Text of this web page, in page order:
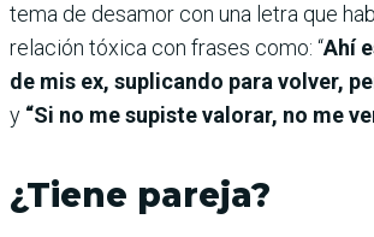
tema de desamor con una letra que
relación tóxica con frases como: “Ahí
de mis ex, suplicando para volver,
y “Si no me supiste valorar, no me
¿Tiene pareja?